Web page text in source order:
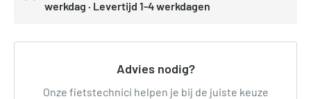
werkdag · Levertijd 1-4 werkdagen
Advies nodig?
Onze fietstechnici helpen je bij de juiste keuze